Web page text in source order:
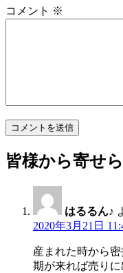
コメント ※
皆様から寄せ
はるるん♪
2020年3月21日
産まれた時から
期が来れば売りに